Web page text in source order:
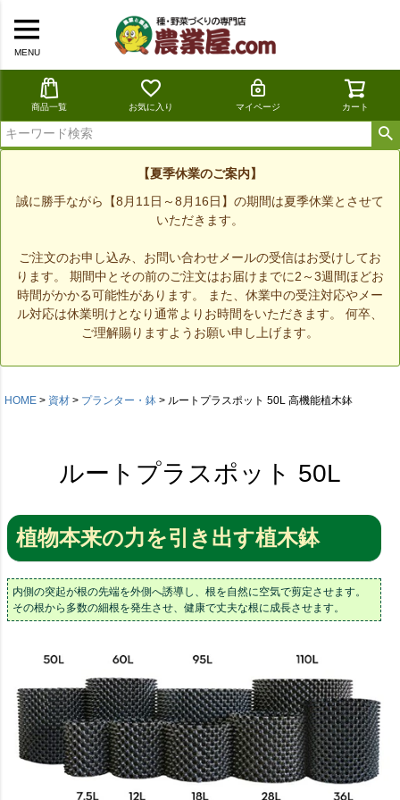
MENU
商品一覧 お気に入り マイページ カート
【夏季休業のご案内】
誠に勝手ながら【8月11日～8月16日】の期間は夏季休業とさせて
いただきます。
ご注文のお申し込み、お問い合わせメールの受信はお受けしてお
ります。 期間中とその前のご注文はお届けまでに2～3週間ほどお
時間がかかる可能性があります。 また、休業中の受注対応やメー
ル対応は休業明けとなり通常よりお時間をいただきます。 何卒、
ご理解賜りますようお願い申し上げます。
HOME 資材 プランター・鉢 ルートプラスポット 50L 高機能植木鉢
ルートプラスポット 50L
植物本来の力を引き出す植木鉢
内側の突起が根の先端を外側へ誘導し、根を自然に空気で剪定させます。
その根から多数の細根を発生させ、健康で丈夫な根に成長させます。